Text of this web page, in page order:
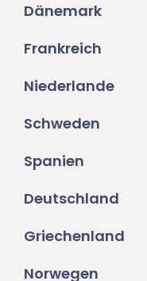
Dänemark
Frankreich
Niederlande
Schweden
Spanien
Deutschland
Griechenland
Norwegen